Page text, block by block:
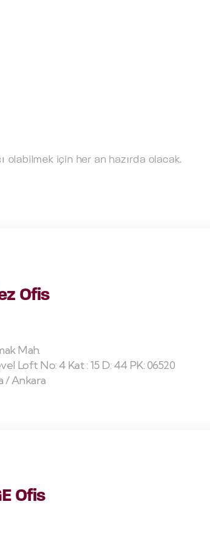
olabilmek için her an hazırda olacak.
Ofis
Mah.
Loft No: 4 Kat : 15 D: 44 PK: 06520
/ Ankara
Ofis